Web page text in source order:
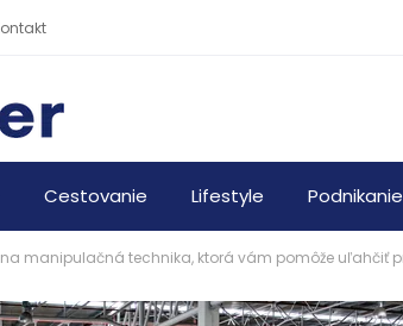
Cestovanie Lifestyle Podnikanie
manipulačná technika, ktorá vám pomôže uľahčiť